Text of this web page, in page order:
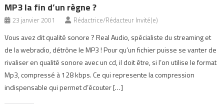
MP3 la fin d’un règne ?
23 janvier 2001 Rédactrice/Rédacteur Invité(e)
Vous avez dit qualité sonore ? Real Audio, spécialiste du streaming et
de la webradio, détrône le MP3 ! Pour qu’un fichier puisse se vanter de
rivaliser en qualité sonore avec un cd, il doit être, si l’on utilise le format
Mp3, compressé à 128 kbps. Ce qui represente la compression
indispensable qui permet d’écouter […]